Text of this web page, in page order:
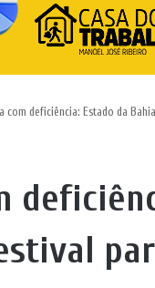
com deficiência: Estado da